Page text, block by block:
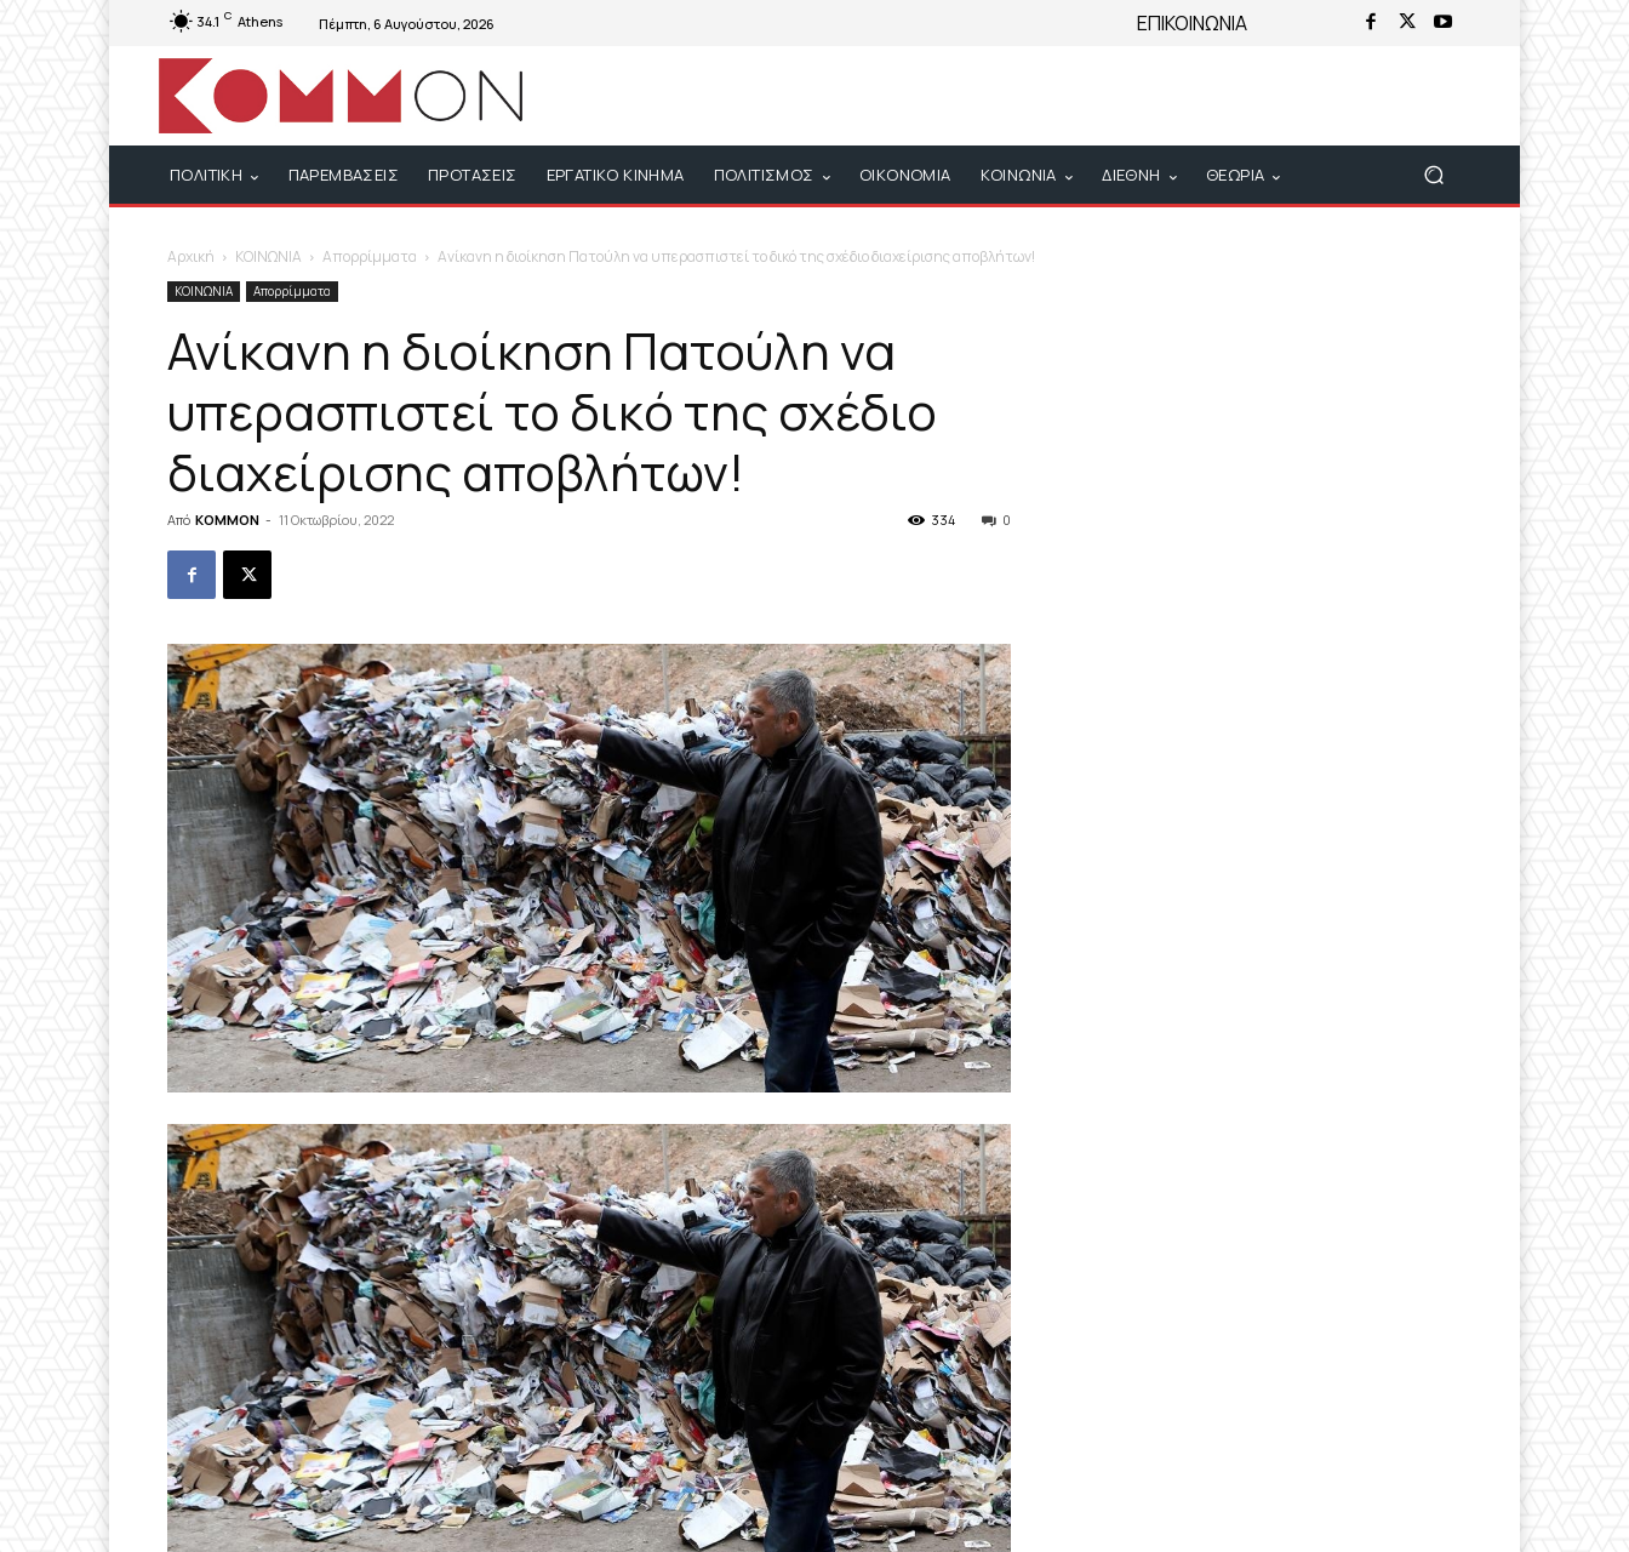
34.1 C Athens Πέμπτη, 6 Αυγούστου, 2026 ΕΠΙΚΟΙΝΩΝΙΑ
ΠΟΛΙΤΙΚΗ ΠΑΡΕΜΒΑΣΕΙΣ ΠΡΟΤΑΣΕΙΣ ΕΡΓΑΤΙΚΟ ΚΙΝΗΜΑ ΠΟΛΙΤΙΣΜΟΣ ΟΙΚΟΝΟΜΙΑ ΚΟΙΝΩΝΙΑ ΔΙΕΘΝΗ ΘΕΩΡΙΑ
Αρχική ΚΟΙΝΩΝΙΑ Απορρίμματα Ανίκανη η διοίκηση Πατούλη να υπερασπιστεί το δικό της σχέδιο διαχείρισης αποβλήτων!
ΚΟΙΝΩΝΙΑ Απορρίμματα
Ανίκανη η διοίκηση Πατούλη να
υπερασπιστεί το δικό της σχέδιο
διαχείρισης αποβλήτων!
Από KOMMON - 11 Οκτωβρίου, 2022 0
334